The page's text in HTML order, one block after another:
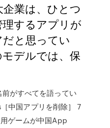
業は、ひとつ
するアプリが
と思ってい
デルでは、保
がすべてを語ってい
中国アプリを削除］ 7
ゲームが中国App